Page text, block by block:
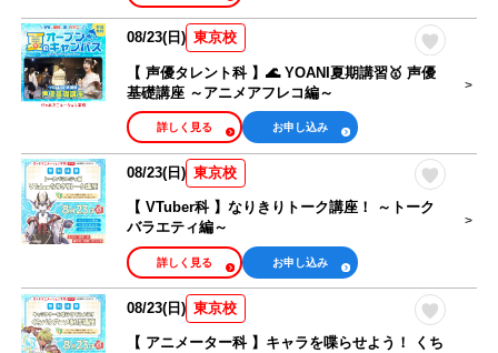
08/23(日) 東京校
【 声優タレント科 】🌊 YOANI夏期講習🥇 声優
基礎講座 ～アニメアフレコ編～
お申し込み
詳しく見る
08/23(日) 東京校
【 VTuber科 】なりきりトーク講座！ ～トーク
バラエティ編～
お申し込み
詳しく見る
08/23(日) 東京校
【 アニメーター科 】キャラを喋らせよう！ くち